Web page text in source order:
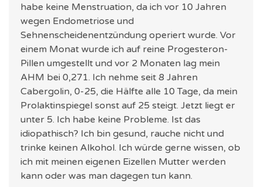
habe keine Menstruation, da ich vor 10 Jahren
wegen Endometriose und
Sehnenscheidenentzündung operiert wurde. Vor
einem Monat wurde ich auf reine Progesteron-
Pillen umgestellt und vor 2 Monaten lag mein
AHM bei 0,271. Ich nehme seit 8 Jahren
Cabergolin, 0-25, die Hälfte alle 10 Tage, da mein
Prolaktinspiegel sonst auf 25 steigt. Jetzt liegt er
unter 5. Ich habe keine Probleme. Ist das
idiopathisch? Ich bin gesund, rauche nicht und
trinke keinen Alkohol. Ich würde gerne wissen, ob
ich mit meinen eigenen Eizellen Mutter werden
kann oder was man dagegen tun kann.